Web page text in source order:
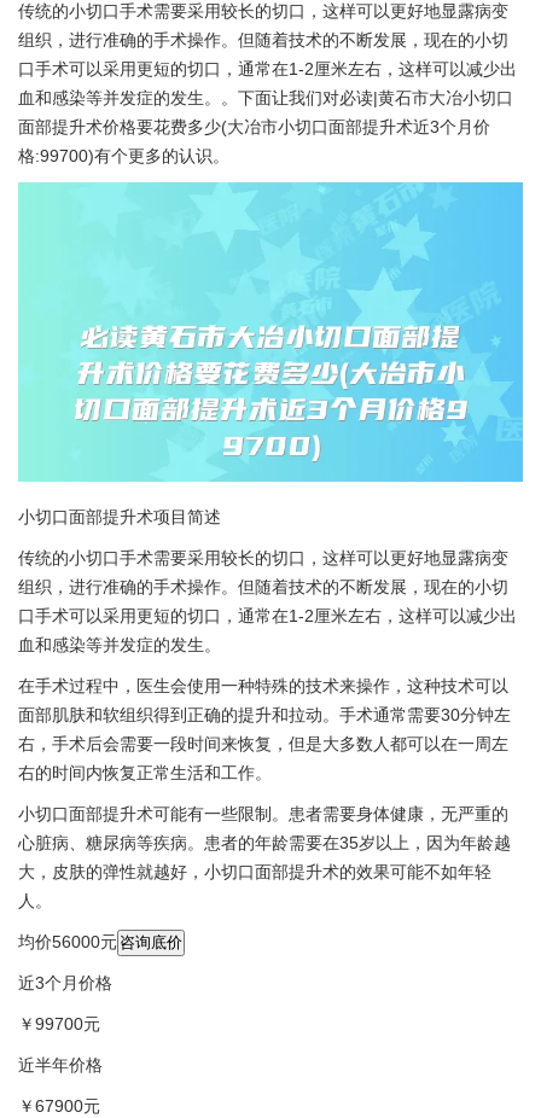
传统的小切口手术需要采用较长的切口，这样可以更好地显露病变
组织，进行准确的手术操作。但随着技术的不断发展，现在的小切
口手术可以采用更短的切口，通常在1-2厘米左右，这样可以减少出
血和感染等并发症的发生。。下面让我们对必读|黄石市大冶小切口
面部提升术价格要花费多少(大冶市小切口面部提升术近3个月价
格:99700)有个更多的认识。
小切口面部提升术项目简述
传统的小切口手术需要采用较长的切口，这样可以更好地显露病变
组织，进行准确的手术操作。但随着技术的不断发展，现在的小切
口手术可以采用更短的切口，通常在1-2厘米左右，这样可以减少出
血和感染等并发症的发生。
在手术过程中，医生会使用一种特殊的技术来操作，这种技术可以
面部肌肤和软组织得到正确的提升和拉动。手术通常需要30分钟左
右，手术后会需要一段时间来恢复，但是大多数人都可以在一周左
右的时间内恢复正常生活和工作。
小切口面部提升术可能有一些限制。患者需要身体健康，无严重的
心脏病、糖尿病等疾病。患者的年龄需要在35岁以上，因为年龄越
大，皮肤的弹性就越好，小切口面部提升术的效果可能不如年轻
人。
均价56000元 咨询底价
近3个月价格
￥99700元
近半年价格
￥67900元